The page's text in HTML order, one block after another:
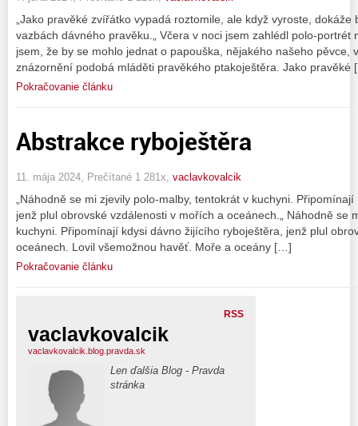
„Jako pravěké zvířátko vypadá roztomile, ale když vyroste,
vazbách dávného pravěku.„ Včera v noci jsem zahlédl polo-portrét
jsem, že by se mohlo jednat o papouška, nějakého našeho pěvce,
znázornění podobá mláděti pravěkého ptakoještěra. Jako pravěké
Pokračovanie článku
Abstrakce ryboještěra
11. mája 2024, Prečítané 1 281x, vaclavkovalcik
„Náhodně se mi zjevily polo-malby, tentokrát v kuchyni.
jenž plul obrovské vzdálenosti v mořích a oceánech.„ Náhodně se
kuchyni. Připomínají kdysi dávno žijícího ryboještěra, jenž plul
oceánech. Lovil všemožnou havěť. Moře a oceány […]
Pokračovanie článku
RSS
vaclavkovalcik
vaclavkovalcik.blog.pravda.sk
Len ďalšia Blog - Pravda
stránka